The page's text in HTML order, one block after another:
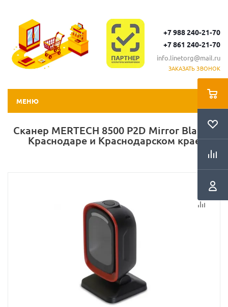
+7 988 240-21-70
+7 861 240-21-70
info.linetorg@mail.ru
ЗАКАЗАТЬ ЗВОНОК
МЕНЮ
Сканер MERTECH 8500 P2D Mirror Black в
Краснодаре и Краснодарском крае